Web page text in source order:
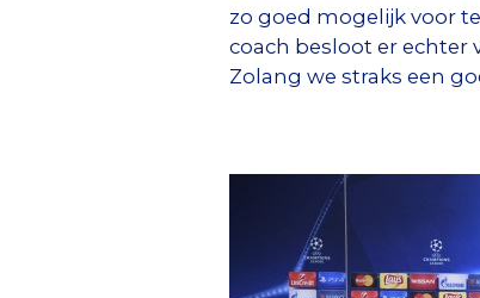
zo goed mogelijk voor
coach besloot er echter
Zolang we straks een